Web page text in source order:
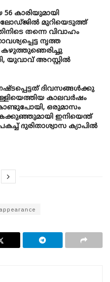
കാരിയുമായി
മുറിയെടുത്ത്
തന്നെ വിവാഹം
നൃത്ത
കഴുത്തുഞെരിച്ചു
യുവാവ് അറസ്റ്റിൽ
ദിവസങ്ങൾക്കു
കാലവർഷം
ഒരുമാസം
ഇനിയെന്ത്
ദുരിതാശ്വാസ ക്യാപിൽ